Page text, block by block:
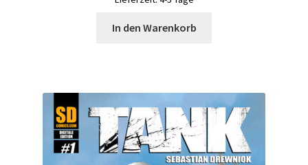
In den Warenkorb